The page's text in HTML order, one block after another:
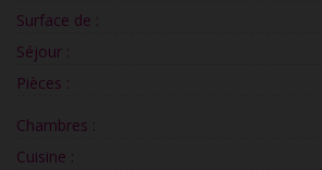
Surface de :
Séjour :
Pièces :
Chambres :
Cuisine :